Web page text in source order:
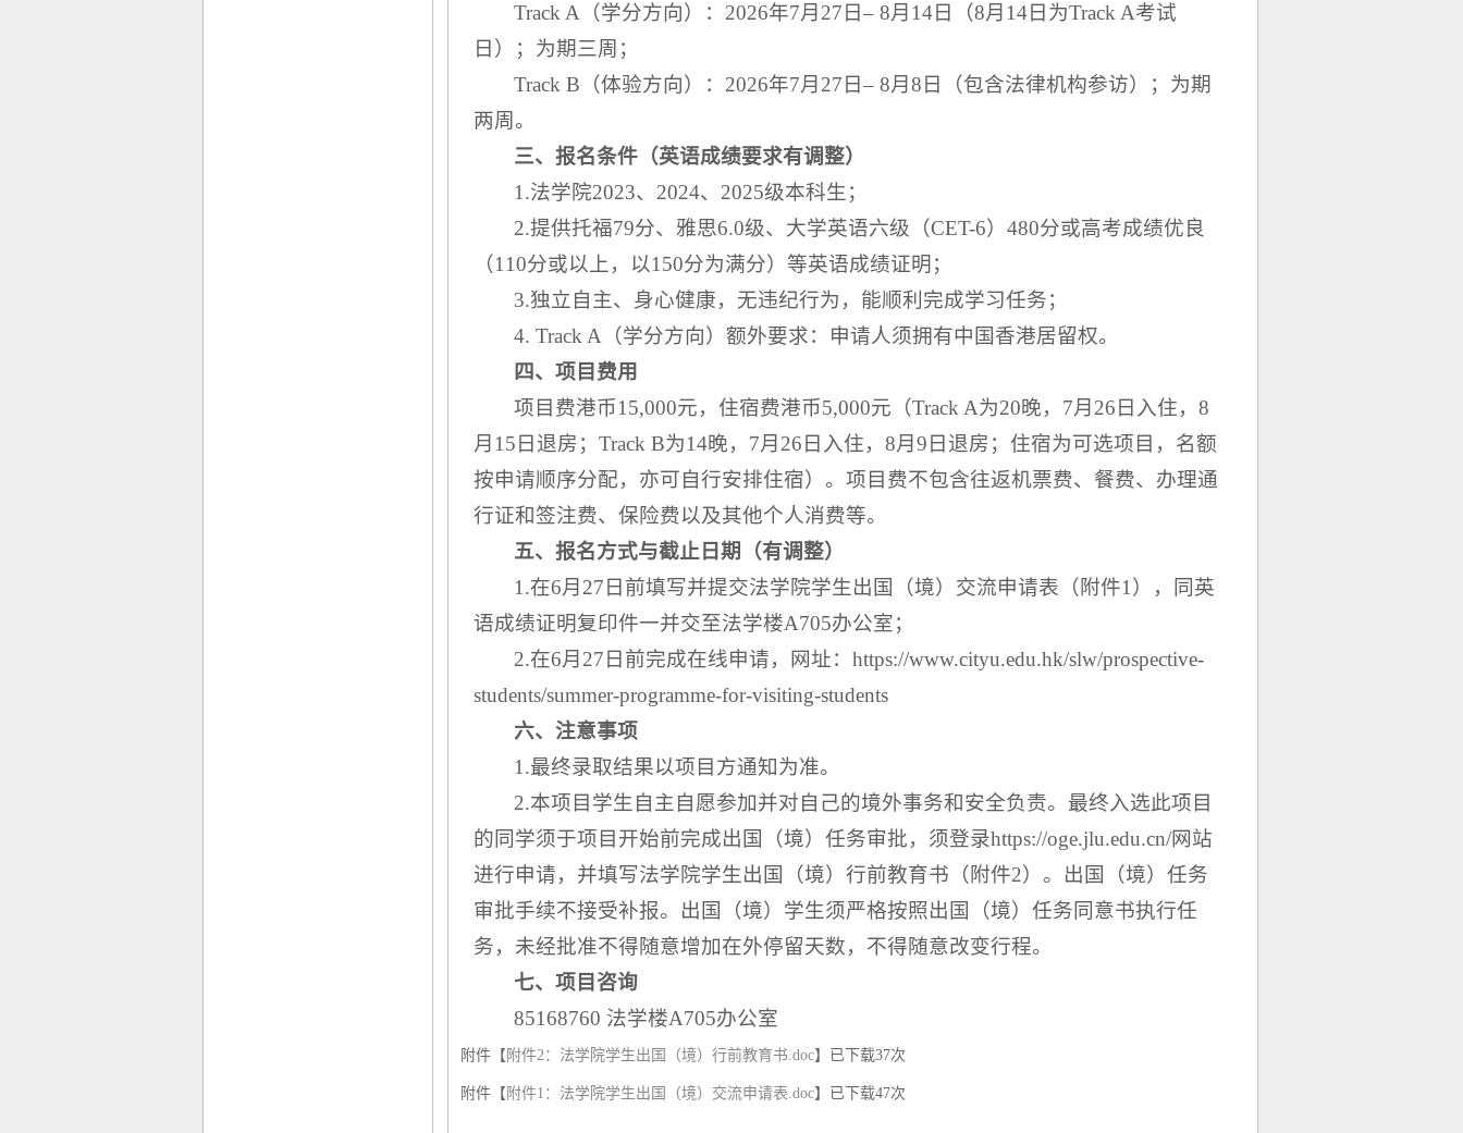
Track A（学分方向）：2026年7月27日– 8月14日（8月14日为Track A考试
日）；为期三周；
Track B（体验方向）：2026年7月27日– 8月8日（包含法律机构参访）；为期
两周。
三、报名条件（英语成绩要求有调整）
1.法学院2023、2024、2025级本科生；
2.提供托福79分、雅思6.0级、大学英语六级（CET-6）480分或高考成绩优良
（110分或以上，以150分为满分）等英语成绩证明；
3.独立自主、身心健康，无违纪行为，能顺利完成学习任务；
4. Track A（学分方向）额外要求：申请人须拥有中国香港居留权。
四、项目费用
项目费港币15,000元，住宿费港币5,000元（Track A为20晚，7月26日入住，8
月15日退房；Track B为14晚，7月26日入住，8月9日退房；住宿为可选项目，名额
按申请顺序分配，亦可自行安排住宿）。项目费不包含往返机票费、餐费、办理通
行证和签注费、保险费以及其他个人消费等。
五、报名方式与截止日期（有调整）
1.在6月27日前填写并提交法学院学生出国（境）交流申请表（附件1），同英
语成绩证明复印件一并交至法学楼A705办公室；
2.在6月27日前完成在线申请，网址：https://www.cityu.edu.hk/slw/prospective-
students/summer-programme-for-visiting-students
六、注意事项
1.最终录取结果以项目方通知为准。
2.本项目学生自主自愿参加并对自己的境外事务和安全负责。最终入选此项目
的同学须于项目开始前完成出国（境）任务审批，须登录https://oge.jlu.edu.cn/网站
进行申请，并填写法学院学生出国（境）行前教育书（附件2）。出国（境）任务
审批手续不接受补报。出国（境）学生须严格按照出国（境）任务同意书执行任
务，未经批准不得随意增加在外停留天数，不得随意改变行程。
七、项目咨询
85168760 法学楼A705办公室
附件【 附件2：法学院学生出国（境）行前教育书.doc】已下载37次
附件【 附件1：法学院学生出国（境）交流申请表.doc】已下载47次